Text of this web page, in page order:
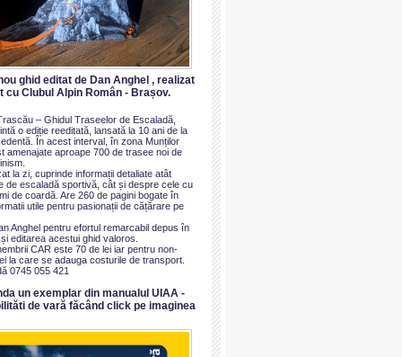
ghid editat de Dan Anghel , realizat
cu Clubul Alpin Român - Brașov.
– Ghidul Traseelor de Escaladă,
o ediție reeditată, lansată la 10 ani de la
În acest interval, în zona Munților
amenajate aproape 700 de trasee noi de
la zi, cuprinde informații detaliate atât
de escaladă sportivă, cât și despre cele cu
de coardă. Are 260 de pagini bogate în
utile pentru pasionații de cățărare pe
Anghel pentru efortul remarcabil depus în
editarea acestui ghid valoros.
CAR este 70 de lei iar pentru non-
la care se adauga costurile de transport.
0745 055 421
un exemplar din manualul UIAA -
de vară făcând click pe imaginea